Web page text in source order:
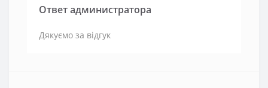
Ответ администратора
Дякуємо за відгук